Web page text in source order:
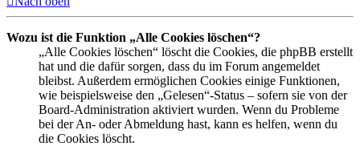
Wozu ist die Funktion „Alle Cookies löschen“?
„Alle Cookies löschen“ löscht die Cookies, die phpBB erstellt
hat und die dafür sorgen, dass du im Forum angemeldet
bleibst. Außerdem ermöglichen Cookies einige Funktionen,
wie beispielsweise den „Gelesen“-Status – sofern sie von der
Board-Administration aktiviert wurden. Wenn du Probleme
bei der An- oder Abmeldung hast, kann es helfen, wenn du
die Cookies löscht.